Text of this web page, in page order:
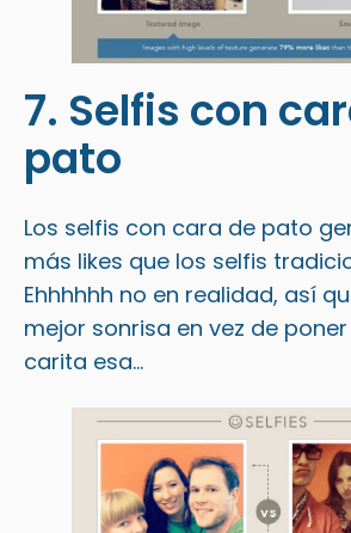
7. Selfis con
pato
Los selfis con cara de pato
más likes que los selfis
Ehhhhhh no en realidad, así
mejor sonrisa en vez de
carita esa…